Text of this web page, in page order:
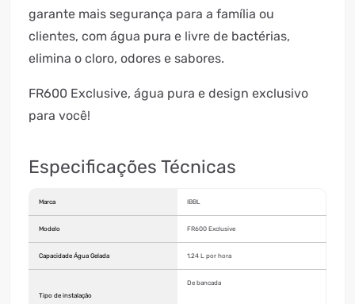
garante mais segurança para a família ou
clientes, com água pura e livre de bactérias,
elimina o cloro, odores e sabores.
FR600 Exclusive, água pura e design exclusivo
para você!
Especificações Técnicas
Marca IBBL
Modelo FR600 Exclusive
Capacidade Água Gelada 1.24 L por hora
Tipo de instalação
De bancada